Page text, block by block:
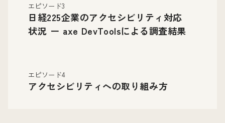
エピソード3
日経225企業のアクセシビリティ対応
状況 ー axe DevToolsによる調査結果
エピソード4
アクセシビリティへの取り組み方